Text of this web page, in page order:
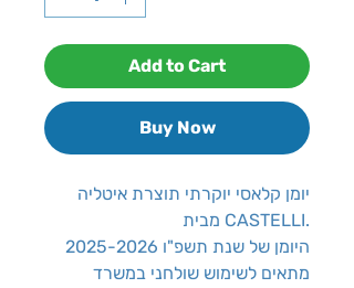
Add to Cart
Buy Now
יומן קלאסי יוקרתי תוצרת איטליה
מבית CASTELLI.
היומן של שנת תשפ"ו 2025-2026
מתאים לשימוש שולחני במשרד